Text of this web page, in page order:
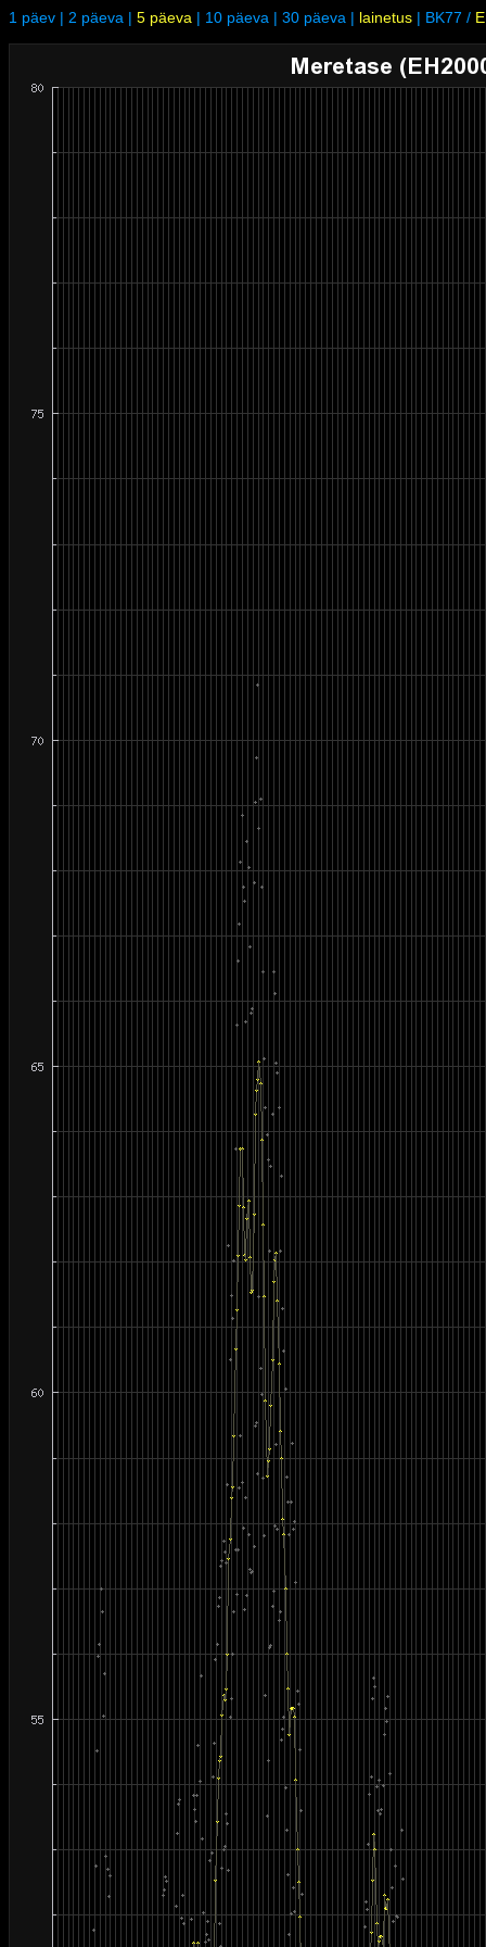
1 päev | 2 päeva | 5 päeva | 10 päeva | 30 päeva | lainetus | BK77 /